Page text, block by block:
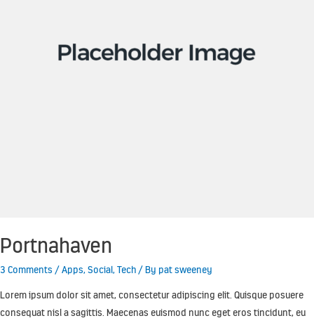
Portnahaven
3 Comments /Apps, Social, Tech / By pat sweeney
Lorem ipsum dolor sit amet, consectetur adipiscing elit. Quisque posuere
consequat nisl a sagittis. Maecenas euismod nunc eget eros tincidunt, eu